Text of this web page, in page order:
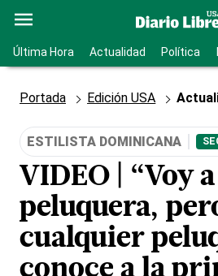
Última Hora Actualidad Política
Portada Edición USA
ESTILISTA DOMINICANA
VIDEO | “Voy
peluquera,
cualquier